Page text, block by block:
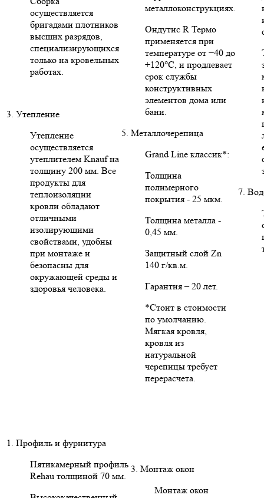
осуществляется
бригадами плотников
высших разрядов,
специализирующихся
только на кровельных
работах.
3. Утепление
Утепление
осуществляется
утеплителем Knauf на
толщину 200 мм. Все
продукты для
теплоизоляции
кровли обладают
отличными
изолирующими
свойствами, удобны
при монтаже и
безопасны для
окружающей среды и
здоровья человека.
металлоконструкциях.
Ондутис R Термо
применяется при
температуре от −40 до
+120°C, и продлевает
срок службы
конструктивных
элементов дома или
бани.
5. Металлочерепица
Grand Line классик*:
Толщина
полимерного
покрытия - 25 мкм.
Толщина металла -
0,45 мм.
Защитный слой Zn
140 г/кв.м.
Гарантия – 20 лет.
*Стоит в стоимости
по умолчанию.
Мягкая кровля,
кровля из
натуральной
черепицы требует
перерасчета.
7.
1. Профиль и фурнитура
Пятикамерный профиль
Rehau толщиной 70 мм.
3. Монтаж окон
Монтаж окон